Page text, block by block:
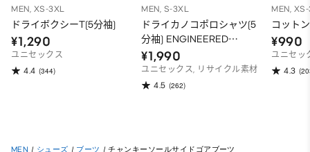
MEN, XS-3XL
ドライボクシーT(5分袖)
¥1,290
ユニセックス
4.4 (344)
MEN, S-3XL
ドライカノコポロシャツ(5
分袖) ENGINEERED
GARMENTS
¥1,990
ユニセックス, リサイクル素材
4.5 (262)
MEN,
コット
¥990
ユニセッ
4.3
MEN / シューズ / ブーツ / チャンキーソールサイドゴアブーツ